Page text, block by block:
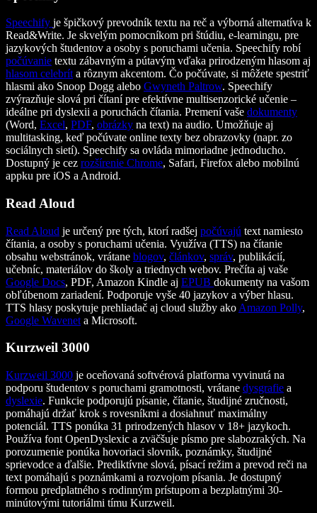
Speechify je špičkový prevodník textu na reč a výborná alternatíva k
Read&Write. Je skvelým pomocníkom pri štúdiu, e-learningu, pre
jazykových študentov a osoby s poruchami učenia. Speechify robí
počúvanie textu zábavným a pútavým vďaka prirodzeným hlasom aj
hlasom celebrít a rôznym akcentom. Čo počúvate, si môžete spestriť
hlasmi ako Snoop Dogg alebo Gwyneth Paltrow. Speechify
zvýrazňuje slová pri čítaní pre efektívne multisenzorické učenie –
ideálne pri dyslexii a poruchách čítania. Premení vaše dokumenty
(Word, Excel, PDF, obrázky na text) na audio. Umožňuje aj
multitasking, keď počúvate online texty bez obrazovky (napr. zo
sociálnych sietí). Speechify sa ovláda mimoriadne jednoducho.
Dostupný je cez rozšírenie Chrome, Safari, Firefox alebo mobilnú
appku pre iOS a Android.
Read Aloud
Read Aloud je určený pre tých, ktorí radšej počúvajú text namiesto
čítania, a osoby s poruchami učenia. Využíva (TTS) na čítanie
obsahu webstránok, vrátane blogov, článkov, správ, publikácií,
učebníc, materiálov do školy a triednych webov. Prečíta aj vaše
Google Docs, PDF, Amazon Kindle aj EPUB dokumenty na vašom
obľúbenom zariadení. Podporuje vyše 40 jazykov a výber hlasu.
TTS hlasy poskytuje prehliadač aj cloud služby ako Amazon Polly,
Google Wavenet a Microsoft.
Kurzweil 3000
Kurzweil 3000 je oceňovaná softvérová platforma vyvinutá na
podporu študentov s poruchami gramotnosti, vrátane dysgrafie a
dyslexie. Funkcie podporujú písanie, čítanie, študijné zručnosti,
pomáhajú držať krok s rovesníkmi a dosiahnuť maximálny
potenciál. TTS ponúka 31 prirodzených hlasov v 18+ jazykoch.
Používa font OpenDyslexic a zväčšuje písmo pre slabozrakých. Na
porozumenie ponúka hovoriaci slovník, poznámky, študijné
sprievodce a ďalšie. Prediktívne slová, písací režim a prevod reči na
text pomáhajú s poznámkami a rozvojom písania. Je dostupný
formou predplatného s rodinným prístupom a bezplatnými 30-
minútovými tutoriálmi tímu Kurzweil.